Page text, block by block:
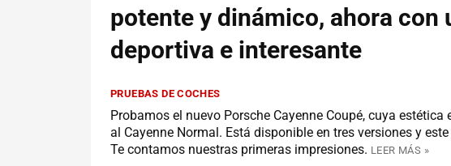
potente y dinámico, ahora con
deportiva e interesante
PRUEBAS DE COCHES
Probamos el nuevo Porsche Cayenne Coupé, cuya
al Cayenne Normal. Está disponible en tres versiones y
Te contamos nuestras primeras impresiones. LEER MÁS »